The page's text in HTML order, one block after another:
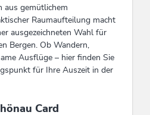
aus gemütlichem
Raumaufteilung macht
ausgezeichneten Wahl für
Bergen. Ob Wandern,
Ausflüge – hier finden Sie
für Ihre Auszeit in der
ist Mitglied von
Card